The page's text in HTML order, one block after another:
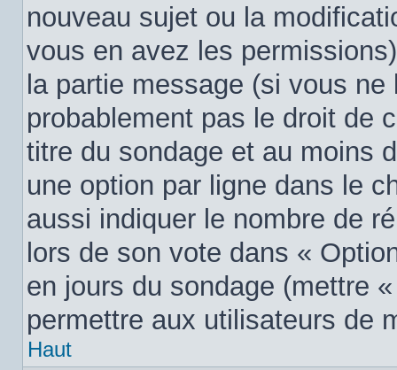
nouveau sujet ou la
vous en avez les
la partie message (si vous
probablement pas le droit de
titre du sondage et au moins
une option par ligne dans le
aussi indiquer le nombre de
lors de son vote dans «
en jours du sondage (mettre
permettre aux utilisateurs de
Haut